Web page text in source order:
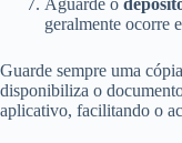
Aguarde o
geralmente ocorre
Guarde sempre uma
disponibiliza o
aplicativo, facilitando o